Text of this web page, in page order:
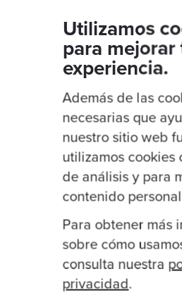
Utilizamos
para mejorar
experiencia.
Además de las
necesarias que
nuestro sitio web
utilizamos cookies
de análisis y para
contenido
Para obtener más
sobre cómo
consulta nuestra
privacidad.